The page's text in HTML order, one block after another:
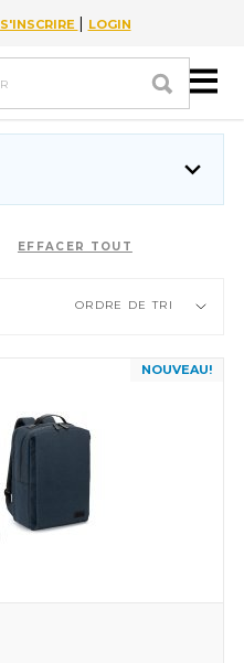
S'INSCRIRE | LOGIN
EFFACER TOUT
ORDRE DE TRI
NOUVEAU!